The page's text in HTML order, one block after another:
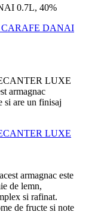
0.7L, 40%
DANAI
LUXE
armagnac
si are un finisaj
LUXE
armagnac este
de lemn,
si rafinat.
de fructe si note